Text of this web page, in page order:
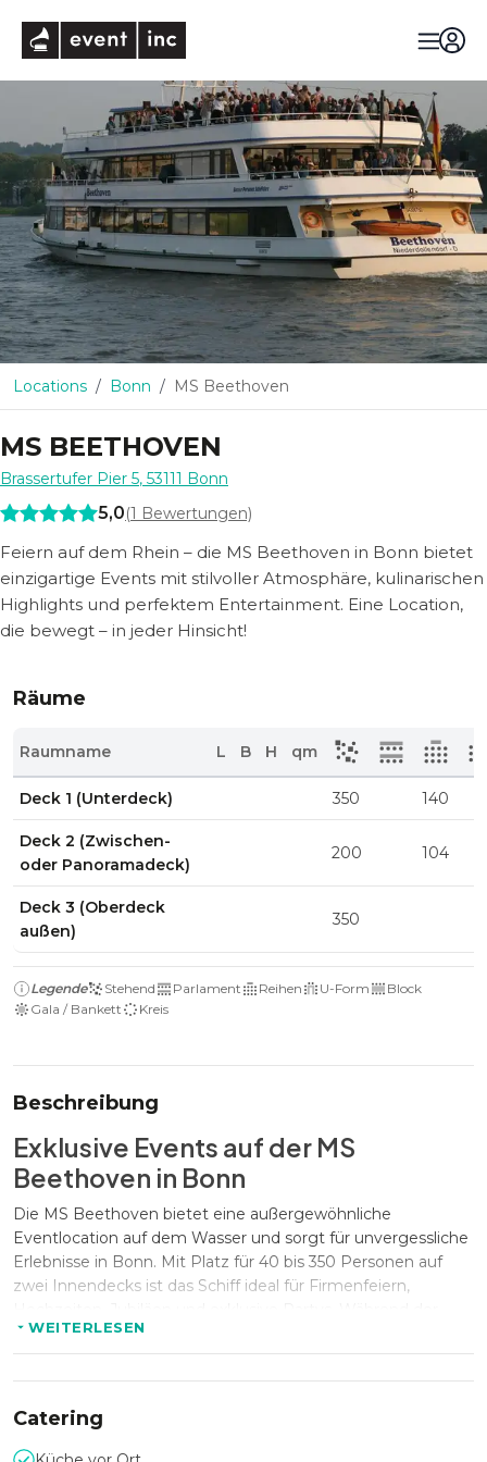
Locations Bonn MS Beethoven
MS BEETHOVEN
Brassertufer Pier 5, 53111 Bonn
5,0(1 Bewertungen)
Feiern auf dem Rhein – die MS Beethoven in Bonn bietet
einzigartige Events mit stilvoller Atmosphäre, kulinarischen
Highlights und perfektem Entertainment. Eine Location,
die bewegt – in jeder Hinsicht!
Räume
Raumname L B H qm
Deck 1 (Unterdeck) 350 140
Deck 2 (Zwischen-
oder Panoramadeck)
200 104
Deck 3 (Oberdeck
außen)
350
Legende Stehend Parlament Reihen U-Form
Block
Gala / Bankett
Kreis
Beschreibung
Exklusive Events auf der MS
Beethoven in Bonn
Die MS Beethoven bietet eine außergewöhnliche
Eventlocation auf dem Wasser und sorgt für unvergessliche
Erlebnisse in Bonn. Mit Platz für 40 bis 350 Personen auf
zwei Innendecks ist das Schiff ideal für Firmenfeiern,
Fahrt auf dem Rhein genießen Gäste nicht nur eine stilvolle
Atmosphäre, sondern auch atemberaubende Ausblicke auf
die malerische Landschaft.
WEITERLESEN
Catering